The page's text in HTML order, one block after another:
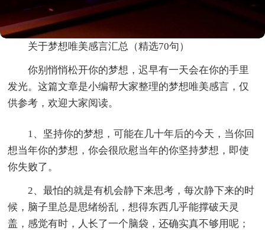
关于梦想唯美感言汇总（精选70句）
你别悄悄松开你的梦想，迟早有一天会在你的手里
发光。这篇文章是小编帮大家整理的梦想唯美感言，仅
供参考，欢迎大家阅读。
1、坚持你的梦想，可能在几十年后的今天，当你回
想当年你的梦想，你会很欣慰当年的你坚持梦想，即使
你失败了。
2、最怕的就是有机会静下来思考，每次静下来的时
候，脑子里总是思绪纷乱，想得东西几乎能撑破天灵
盖，感觉有时，人长了一个脑袋，还确实真不够用呢；